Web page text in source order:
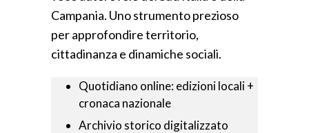
Campania. Uno strumento prezioso
per approfondire territorio,
cittadinanza e dinamiche sociali.
Quotidiano online: edizioni locali +
cronaca nazionale
Archivio storico digitalizzato